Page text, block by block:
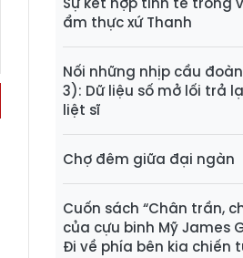
ẩm thực xứ Thanh
Nối những nhịp cầu
3): Dữ liệu số mở lối trả
liệt sĩ
Chợ đêm giữa đại ngàn
Cuốn sách “Chân trần,
của cựu binh Mỹ James
Đi về phía bên kia chiến